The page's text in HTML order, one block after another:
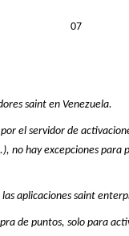
07
saint en Venezuela.
el servidor de
no hay excepciones
aplicaciones saint
de puntos, solo para